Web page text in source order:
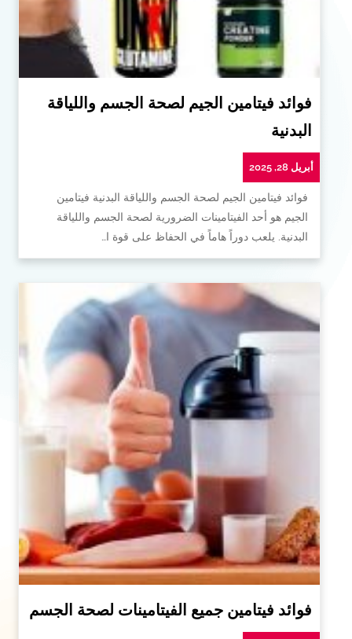
فوائد فيتامين الجيم لصحة الجسم واللياقة
البدنية
أبريل 28, 2025
فوائد فيتامين الجيم لصحة الجسم واللياقة البدنية فيتامين
الجيم هو أحد الفيتامينات الضرورية لصحة الجسم واللياقة
البدنية. يلعب دوراً هاماً في الحفاظ على قوة ا…
فوائد فيتامين جميع الفيتامينات لصحة الجسم